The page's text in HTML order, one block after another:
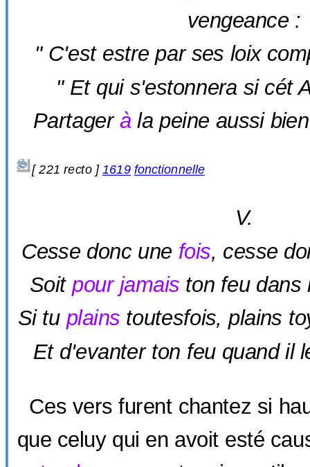
vengeance :
" C'est estre par ses loix
" Et qui s'estonnera si cét
Partager àla peine aussi
[ 221 recto ]1619 fonctionnelle
V.
Cesse donc une fois, cesse
Soitpour jamais ton feu dans
Si tu plains toutesfois, plains
Et d'evanter ton feu quand il
Ces vers furent chantez si
que celuy qui en avoit esté